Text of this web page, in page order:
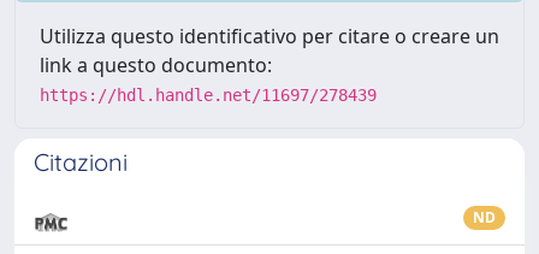
Utilizza questo identificativo per citare o creare un
link a questo documento:
https://hdl.handle.net/11697/278439
Citazioni
ND